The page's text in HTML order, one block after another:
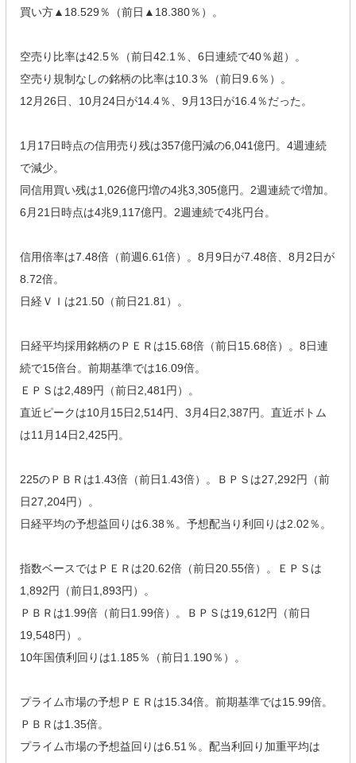
買い方▲18.529％（前日▲18.380％）。
空売り比率は42.5％（前日42.1％、6日連続で40％超）。
空売り規制なしの銘柄の比率は10.3％（前日9.6％）。
12月26日、10月24日が14.4％、9月13日が16.4％だった。
1月17日時点の信用売り残は357億円減の6,041億円。4週連続
で減少。
同信用買い残は1,026億円増の4兆3,305億円。2週連続で増加。
6月21日時点は4兆9,117億円。2週連続で4兆円台。
信用倍率は7.48倍（前週6.61倍）。8月9日が7.48倍、8月2日が
8.72倍。
日経ＶＩは21.50（前日21.81）。
日経平均採用銘柄のＰＥＲは15.68倍（前日15.68倍）。8日連
続で15倍台。前期基準では16.09倍。
ＥＰＳは2,489円（前日2,481円）。
直近ピークは10月15日2,514円、3月4日2,387円。直近ボトム
は11月14日2,425円。
225のＰＢＲは1.43倍（前日1.43倍）。ＢＰＳは27,292円（前
日27,204円）。
日経平均の予想益回りは6.38％。予想配当り利回りは2.02％。
指数ベースではＰＥＲは20.62倍（前日20.55倍）。ＥＰＳは
1,892円（前日1,893円）。
ＰＢＲは1.99倍（前日1.99倍）。ＢＰＳは19,612円（前日
19,548円）。
10年国債利回りは1.185％（前日1.190％）。
プライム市場の予想ＰＥＲは15.34倍。前期基準では15.99倍。
ＰＢＲは1.35倍。
プライム市場の予想益回りは6.51％。配当利回り加重平均は